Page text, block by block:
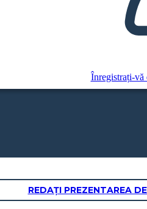
Înregistrați-vă
REDAȚI PREZENTAREA